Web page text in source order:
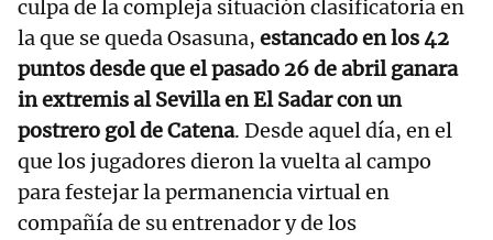
culpa de la compleja situación clasificatoria en
la que se queda Osasuna, estancado en los 42
puntos desde que el pasado 26 de abril ganara
in extremis al Sevilla en El Sadar con un
postrero gol de Catena. Desde aquel día, en el
que los jugadores dieron la vuelta al campo
para festejar la permanencia virtual en
compañía de su entrenador y de los